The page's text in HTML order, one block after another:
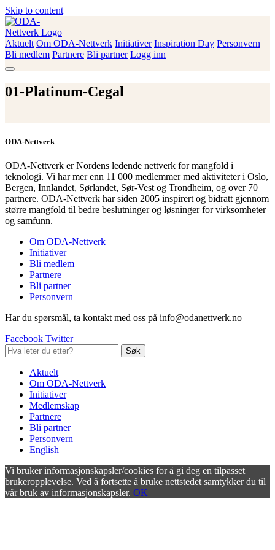
Skip to content
ODA-Nettverk
Aktuelt Om ODA-Nettverk Initiativer Inspiration Day Personvern
Bli medlem Partnere Bli partner Logg inn
01-Platinum-Cegal
ODA-Nettverk
ODA-Nettverk er Nordens ledende nettverk for mangfold i
teknologi. Vi har mer enn 11 000 medlemmer med aktiviteter i Oslo,
Bergen, Innlandet, Sørlandet, Sør-Vest og Trondheim, og over 70
partnere. ODA-Nettverk har siden 2005 inspirert og bidratt gjennom
større mangfold til bedre beslutninger og løsninger for virksomheter
og samfunn.
Om ODA-Nettverk
Initiativer
Bli medlem
Partnere
Bli partner
Personvern
Har du spørsmål, ta kontakt med oss på info@odanettverk.no
Facebook Twitter
Aktuelt
Om ODA-Nettverk
Initiativer
Medlemskap
Partnere
Bli partner
Personvern
English
Vi bruker informasjonskapsler/cookies for å gi deg en tilpasset
brukeropplevelse. Ved å fortsette å bruke nettstedet samtykker du til
vår bruk av informasjonskapsler. OK